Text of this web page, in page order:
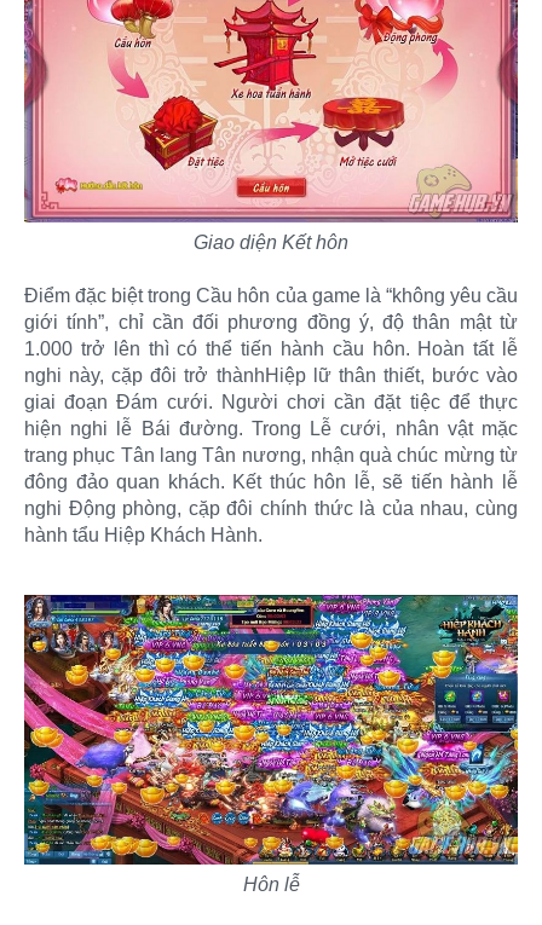
Giao diện Kết hôn
Điểm đặc biệt trong Cầu hôn của game là “không yêu cầu
giới tính”, chỉ cần đối phương đồng ý, độ thân mật từ
1.000 trở lên thì có thể tiến hành cầu hôn. Hoàn tất lễ
nghi này, cặp đôi trở thànhHiệp lữ thân thiết, bước vào
giai đoạn Đám cưới. Người chơi cần đặt tiệc để thực
hiện nghi lễ Bái đường. Trong Lễ cưới, nhân vật mặc
trang phục Tân lang Tân nương, nhận quà chúc mừng từ
đông đảo quan khách. Kết thúc hôn lễ, sẽ tiến hành lễ
nghi Động phòng, cặp đôi chính thức là của nhau, cùng
hành tẩu Hiệp Khách Hành.
Hôn lễ